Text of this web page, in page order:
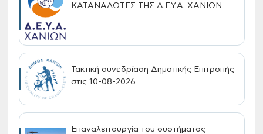
ΚΑΤΑΝΑΛΩΤΕΣ ΤΗΣ Δ.Ε.Υ.Α. ΧΑΝΙΩΝ
Τακτική συνεδρίαση Δημοτικής Επιτροπής
στις 10-08-2026
Επαναλειτουργία του συστήματος